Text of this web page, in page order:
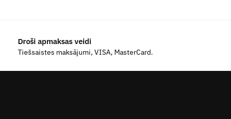
Droši apmaksas veidi
Tiešsaistes maksājumi, VISA, MasterCard.